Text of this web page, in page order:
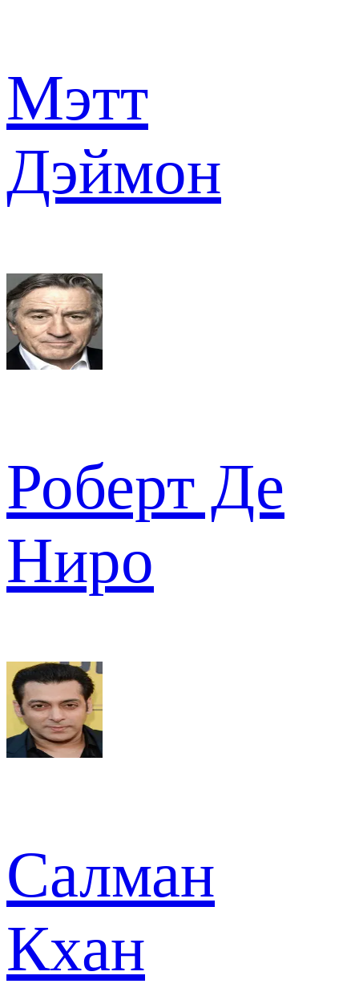
Мэтт
Дэймон
Роберт Де
Ниро
Салман
Кхан